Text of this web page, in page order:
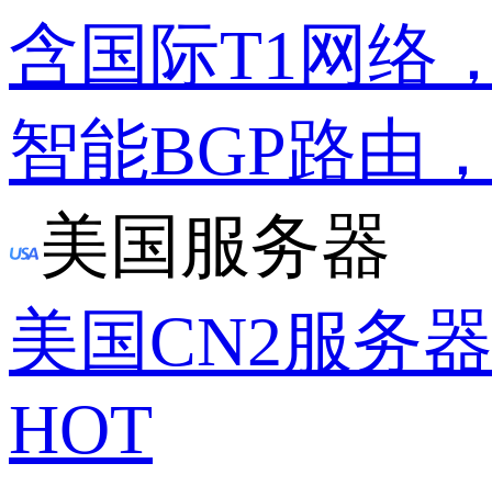
含国际T1网络
智能BGP路由
美国服务器
美国CN2服务器
HOT